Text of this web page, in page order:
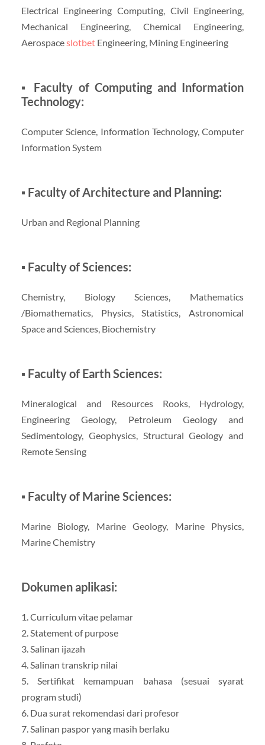
Electrical Engineering Computing, Civil Engineering,
Mechanical Engineering, Chemical Engineering,
AerospaceslotbetEngineering, Mining Engineering
▪ Faculty of Computing and Information
Technology:
Computer Science, Information Technology, Computer
Information System
▪ Faculty of Architecture and Planning:
Urban and Regional Planning
▪ Faculty of Sciences:
Chemistry, Biology Sciences, Mathematics
/Biomathematics, Physics, Statistics, Astronomical
Space and Sciences, Biochemistry
▪ Faculty of Earth Sciences:
Mineralogical and Resources Rooks, Hydrology,
Engineering Geology, Petroleum Geology and
Sedimentology, Geophysics, Structural Geology and
Remote Sensing
▪ Faculty of Marine Sciences:
Marine Biology, Marine Geology, Marine Physics,
Marine Chemistry
Dokumen aplikasi:
1. Curriculum vitae pelamar
2. Statement of purpose
3. Salinan ijazah
4. Salinan transkrip nilai
5. Sertifikat kemampuan bahasa (sesuai syarat
program studi)
6. Dua surat rekomendasi dari profesor
7. Salinan paspor yang masih berlaku